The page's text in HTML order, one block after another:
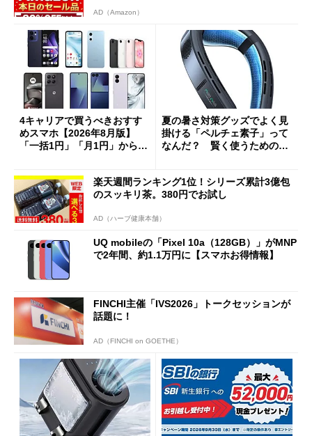
AD（Amazon）
4キャリアで買うべきおすす
めスマホ【2026年8月版】
「一括1円」「月1円」からお
夏の暑さ対策グッズでよく見
掛ける「ペルチェ素子」って
なんだ？ 賢く使うための注
楽天週間ランキング1位！シリーズ累計3億包
のスッキリ茶。380円でお試し
AD（ハーブ健康本舗）
UQ mobileの「Pixel 10a（128GB）」がMNP
で2年間、約1.1万円に【スマホお得情報】
FINCHI主催「IVS2026」トークセッションが
話題に！
AD（FINCHI on GOETHE）